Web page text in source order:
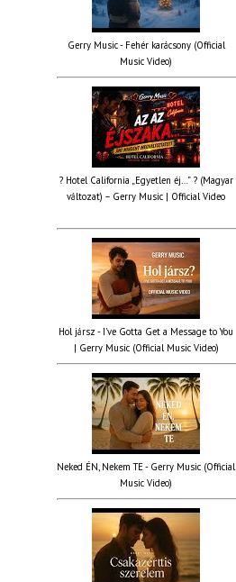
Gerry Music - Fehér karácsony (Official
Music Video)
? Hotel California „Egyetlen éj…” ? (Magyar
változat) – Gerry Music | Official Video
Hol jársz - I've Gotta Get a Message to You
| Gerry Music (Official Music Video)
Neked ÉN, Nekem TE - Gerry Music (Official
Music Video)